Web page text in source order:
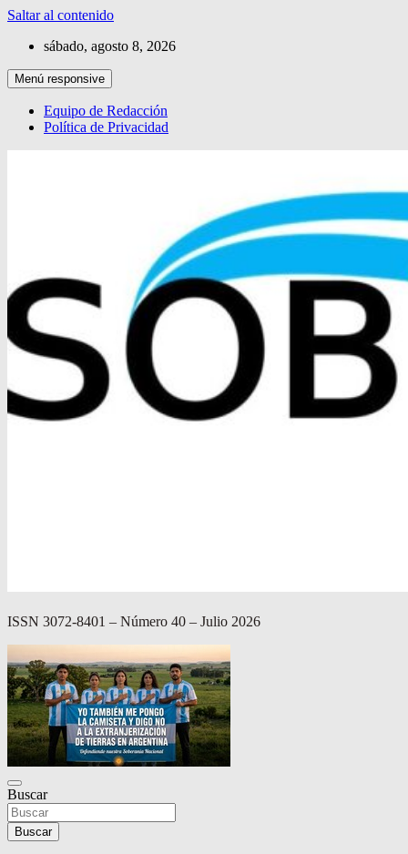
Saltar al contenido
sábado, agosto 8, 2026
Menú responsive
Equipo de Redacción
Política de Privacidad
ISSN 3072-8401 – Número 40 – Julio 2026
Buscar
Buscar